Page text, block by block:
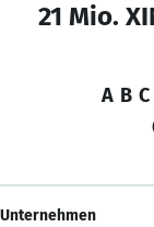
21 Mio.
A B C
Unternehmen